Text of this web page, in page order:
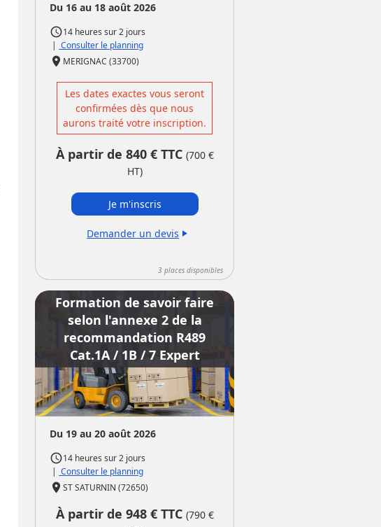
Du 16 au 18 août 2026
access_time14 heuressur2 jours
| Consulter le planning
place MERIGNAC (33700)
Les dates exactes vous seront
confirmées dès que nous
aurons traité votre inscription.
À partir de840€ TTC(700 €
HT)
Je m'inscris
Demander un devis play_arrow
3places disponibles
Formation de savoir faire
selon l'annexe 2 de la
recommandation R489
Cat.1A / 1B / 7 Expert
Du 19 au 20 août 2026
access_time14 heuressur2 jours
| Consulter le planning
placeST SATURNIN (72650)
À partir de948€ TTC(790 €